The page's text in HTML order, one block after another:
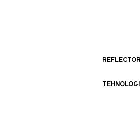
REFLECTOR